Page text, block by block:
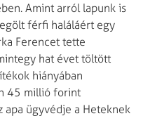
Amint arról lapunk is
férfi haláláért egy
Ferencet tette
hat évet töltött
hiányában
45 millió forint
apa ügyvédje a Heteknek